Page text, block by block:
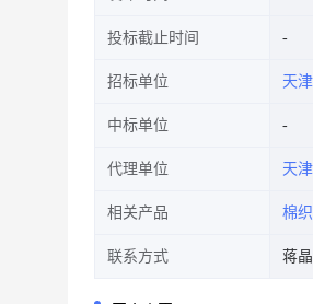
投标截止时间
招标单位 天
中标单位
代理单位 天
相关产品 棉
联系方式 蒋